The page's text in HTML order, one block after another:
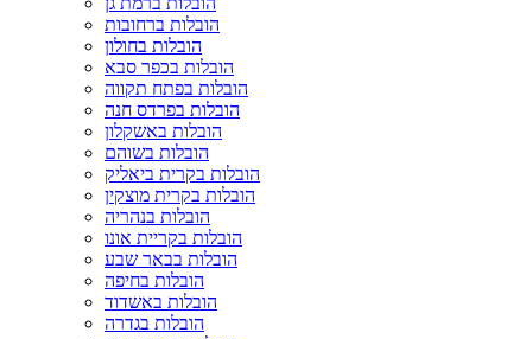
הובלות ברחובות
הובלות בחולון
הובלות בכפר סבא
הובלות בפתח תקווה
הובלות בפרדס חנה
הובלות באשקלון
הובלות בשוהם
הובלות בקרית ביאליק
הובלות בקרית מוצקין
הובלות בנהריה
הובלות בקריית אונו
הובלות בבאר שבע
הובלות בחיפה
הובלות באשדוד
הובלות בגדרה